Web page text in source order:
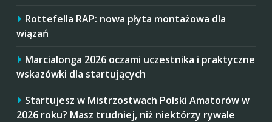
Rottefella RAP: nowa płyta montażowa dla
wiązań
Marcialonga 2026 oczami uczestnika i praktyczne
wskazówki dla startujących
Startujesz w Mistrzostwach Polski Amatorów w
2026 roku? Masz trudniej, niż niektórzy rywale